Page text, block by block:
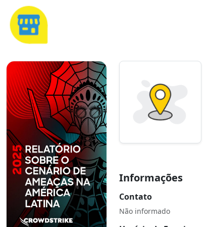
Informações
Contato
Não informado